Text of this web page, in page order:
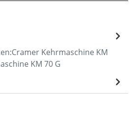
Kehrmaschine KM
KM 70 G